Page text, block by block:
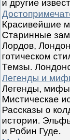
и другие
Красивейшие
Старинные
Лордов,
готическом
Темзы.
Легенды и
Легенды, мифы
Мистическае
Рассказы о
истории.
и Робин Гуде.